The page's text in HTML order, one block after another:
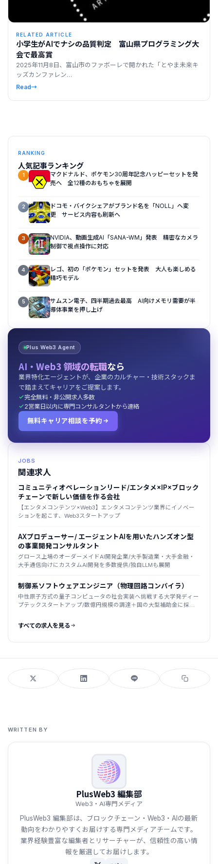
RELATED ARTICLE
小学生がAIでナシの品質判定 富山県プログラミング大
会で最高賞
2025年11月8日、富山市のファボーレで開かれた「とやま未来キ
ッズカンファレン…
Read→
RANKING
人気記事ランキング
1
マクドナルド、ポケモン30周年記念ハッピーセットを発
売へ 全12種のおもちゃを展開
2
ドコモ・バイクシェアがブランド名を「NOLL」へ変
更 サービス内容も刷新へ
3
NVIDIA、動画生成AI「SANA-WM」発表 精密なカメラ
制御で視点操作に対応
4
レゴ、初の「ポケモン」セットを発表 大人も楽しめる
精巧モデル
5
サムスン電子、四半期過去最高 AI向けメモリ需要が半
導体事業を押し上げ
Plus Web3 Agent
AI・Web3 領域の転職なら
業界特化エージェントが、企業のカルチャー・技術スタックま
で踏まえてキャリアをご提案します。
完全無料・非公開求人多数
2営業日以内に専門コンサルタントから連絡
無料キャリア相談を予約
JOBS
関連求人
コミュニティオペレーションリード/エンタメ×IP×ブロック
チェーンで新しい価値を作る会社
【エンタメコンテンツ×Web3】エンタメコンテンツ業界にイノベー
ションを起こす、Web3スタートアップ
AXプロデューサー/ エージェントAIを用いたハンズオン型
の事業開発コンサルタント
グロース上場のオーダーメイドAI開発企業/大手製造業・大手金融・
大手通信向けにカスタムAI開発を多数提供/独自LLMも展開
制御系ソフトウェアエンジニア（物理回路コンパイラ）
中性原子方式の量子コンピュータの社会実装へ挑戦する大学発ディー
プテックスタートアップ/数億円規模の調達＋国の大型補助金に採
すべての求人を見る
WRITTEN BY
PlusWeb3 編集部
Web3・AI専門メディア
PlusWeb3 編集部は、ブロックチェーン・Web3・AIの最新
動向をわかりやすくお届けする専門メディアチームです。
業界経験豊富な編集者とリサーチャーが、信頼性の高い情
報を厳選してお届けします。